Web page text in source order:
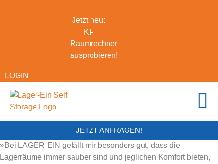
Jetzt neu:
KI-
Raumrechner
ausprobieren!
LOGIN
JETZT ANFRAGEN!
»Bei LAGER-EIN gefällt mir besonders gut, dass die
Lagerräume immer sauber sind und jeglichen Komfort bieten,